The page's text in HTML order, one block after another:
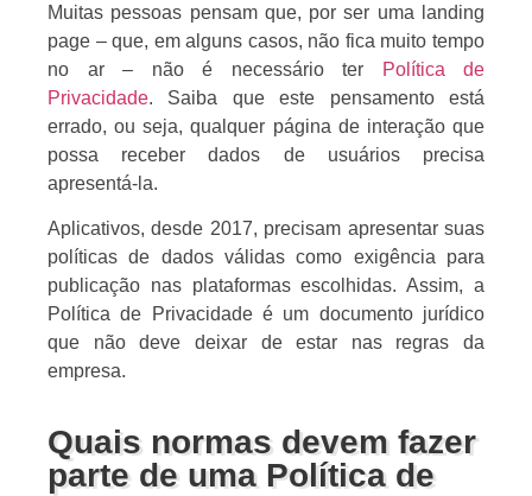
Muitas pessoas pensam que, por ser uma landing
page – que, em alguns casos, não fica muito tempo
no ar – não é necessário ter
Política de
Privacidade. Saiba que este pensamento está
errado, ou seja, qualquer página de interação que
possa receber dados de usuários precisa
apresentá-la.
Aplicativos, desde 2017, precisam apresentar suas
políticas de dados válidas como exigência para
publicação nas plataformas escolhidas. Assim, a
Política de Privacidade é um documento jurídico
que não deve deixar de estar nas regras da
empresa.
Quais normas devem fazer
parte de uma Política de